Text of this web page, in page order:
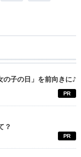
の子の日」を前向きに♪
PR
？
PR